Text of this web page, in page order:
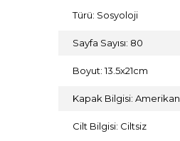
Türü: Sosyoloji
Sayfa Sayısı: 80
Boyut: 13.5x21cm
Kapak Bilgisi:
Cilt Bilgisi: Ciltsiz